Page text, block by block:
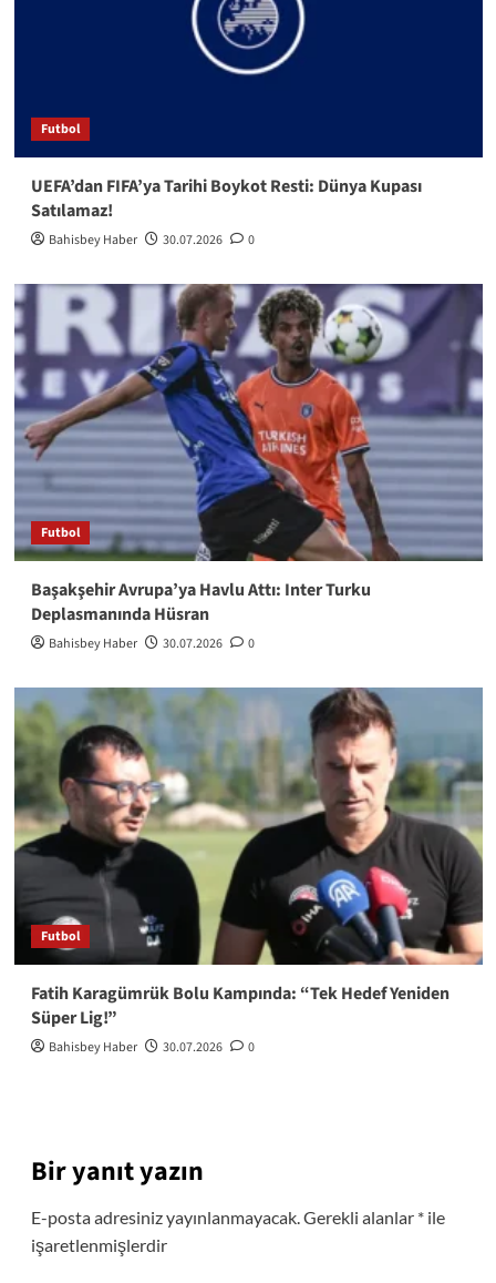
Futbol
UEFA’dan FIFA’ya Tarihi Boykot Resti: Dünya Kupası
Satılamaz!
Bahisbey Haber 30.07.2026 0
Futbol
Başakşehir Avrupa’ya Havlu Attı: Inter Turku
Deplasmanında Hüsran
Bahisbey Haber 30.07.2026 0
Futbol
Fatih Karagümrük Bolu Kampında: “Tek Hedef Yeniden
Süper Lig!”
Bahisbey Haber 30.07.2026 0
Bir yanıt yazın
E-posta adresiniz yayınlanmayacak.Gerekli alanlar *ile
işaretlenmişlerdir